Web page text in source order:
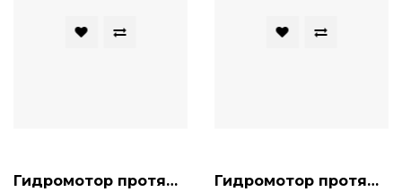
Гидромотор протяжки MT 400 SHLLHD Гидромотор протяжки Danfoss OMT 400 HD 151B0372